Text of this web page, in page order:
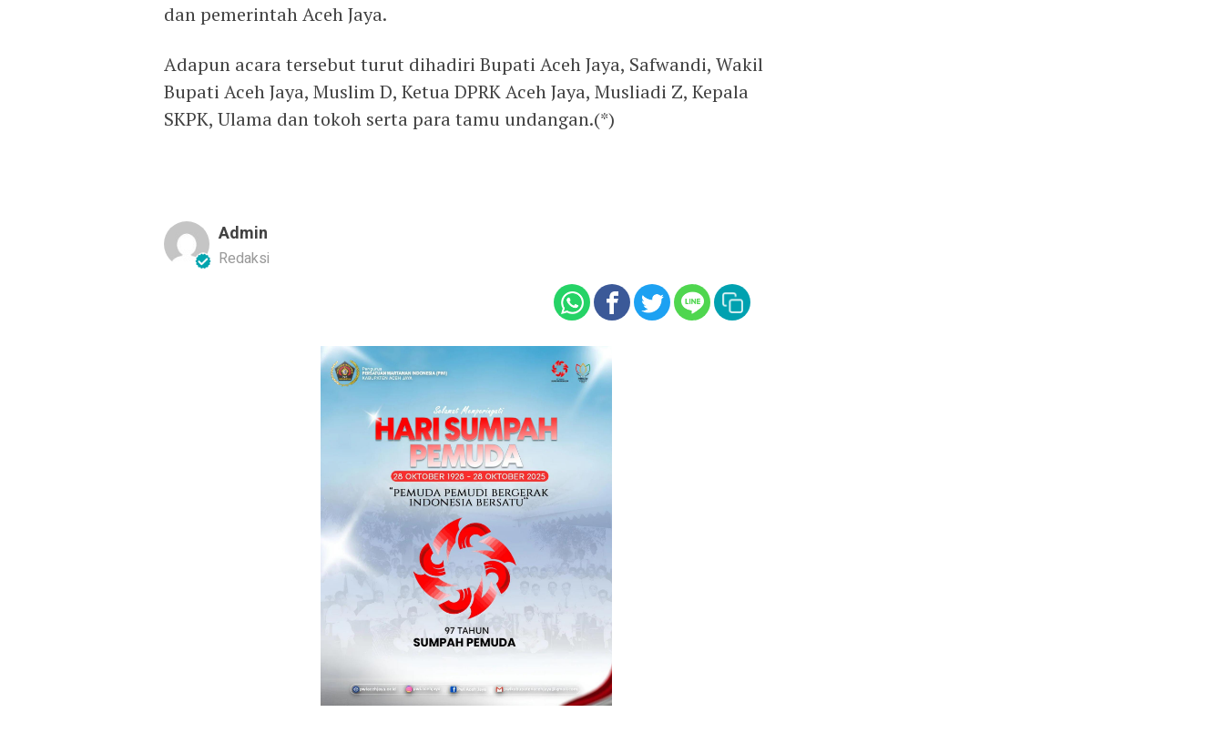
dan pemerintah Aceh Jaya.
‎Adapun acara tersebut turut dihadiri Bupati Aceh Jaya, Safwandi, Wakil
Bupati Aceh Jaya, Muslim D, Ketua DPRK Aceh Jaya, Musliadi Z, Kepala
SKPK, Ulama dan tokoh serta para tamu undangan.(*)
Admin
Redaksi